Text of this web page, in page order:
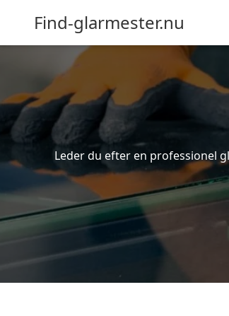
Find-glarmester.nu
Leder du efter en professionel